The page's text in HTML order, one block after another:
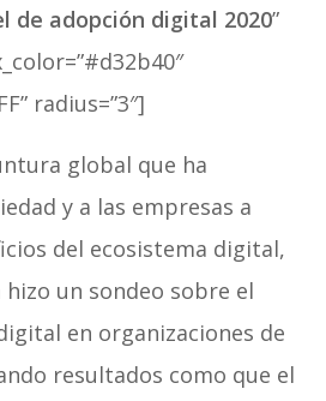
de adopción digital 2020”
radius=”3″]
global que ha
y a las empresas a
del ecosistema digital,
un sondeo sobre el
en organizaciones de
resultados como que el